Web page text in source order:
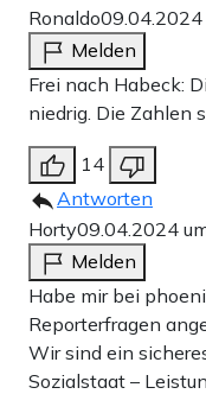
Ronaldo
Melden
Frei nach Habeck:
niedrig. Die Zahlen
14
Antworten
Horty09.04.2024
Melden
Habe mir bei
Reporterfragen
Wir sind ein
Sozialstaat –